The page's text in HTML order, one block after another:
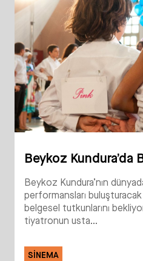
Beykoz Kundura’da
Beykoz Kundura’nın
performansları
belgesel tutkunlarını
tiyatronun usta...
SINEMA